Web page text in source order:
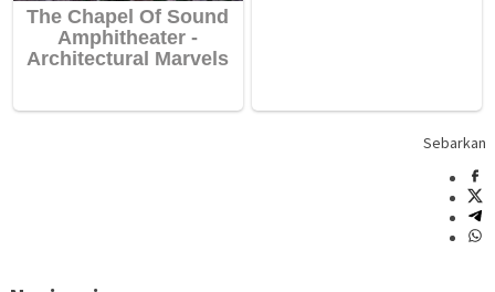
Sebarkan